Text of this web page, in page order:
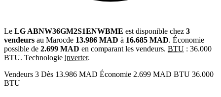
Le LG ABNW36GM2S1ENWBME est disponible chez 3
vendeurs au Marocde 13.986 MAD à 16.685 MAD. Économie
possible de 2.699 MAD en comparant les vendeurs. BTU : 36.000
BTU. Technologie inverter.
Vendeurs 3 Dès 13.986 MAD Économie 2.699 MAD BTU 36.000
BTU